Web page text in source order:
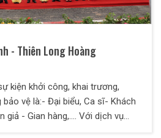
- Thiên Long Hoàng
kiện khởi công, khai trương,
vệ là:- Đại biểu, Ca sĩ- Khách
giả - Gian hàng,.... Với dịch vụ